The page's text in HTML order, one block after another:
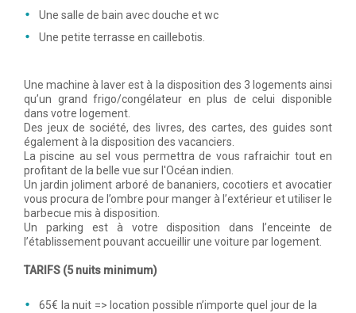
Une salle de bain avec douche et wc
Une petite terrasse en caillebotis.
Une machine à laver est à la disposition des 3 logements ainsi
qu’un grand frigo/congélateur en plus de celui disponible
dans votre logement.
Des jeux de société, des livres, des cartes, des guides sont
également à la disposition des vacanciers.
La piscine au sel vous permettra de vous rafraichir tout en
profitant de la belle vue sur l'Océan indien.
Un jardin joliment arboré de bananiers, cocotiers et avocatier
vous procura de l’ombre pour manger à l’extérieur et utiliser le
barbecue mis à disposition.
Un parking est à votre disposition dans l’enceinte de
l’établissement pouvant accueillir une voiture par logement.
TARIFS (5 nuits minimum)
65€ la nuit => location possible n’importe quel jour de la